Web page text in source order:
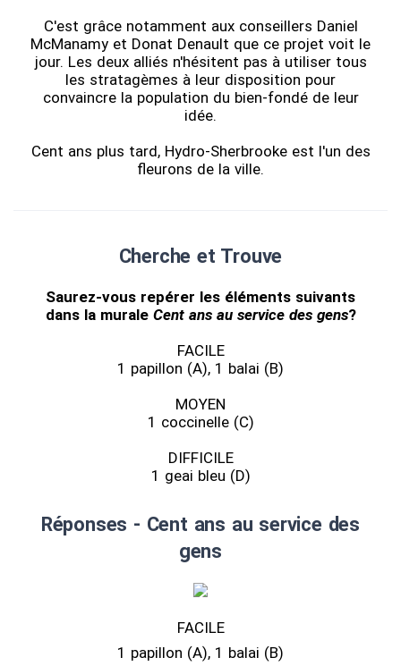
C'est grâce notamment aux conseillers Daniel
McManamy et Donat Denault que ce projet voit le
jour. Les deux alliés n'hésitent pas à utiliser tous
les stratagèmes à leur disposition pour
convaincre la population du bien-fondé de leur
idée.
Cent ans plus tard, Hydro-Sherbrooke est l'un des
fleurons de la ville.
Cherche et Trouve
Saurez-vous repérer les éléments suivants
dans la murale Cent ans au service des gens?
FACILE
1 papillon (A), 1 balai (B)
MOYEN
1 coccinelle (C)
DIFFICILE
1 geai bleu (D)
Réponses - Cent ans au service des
gens
FACILE
1 papillon (A), 1 balai (B)